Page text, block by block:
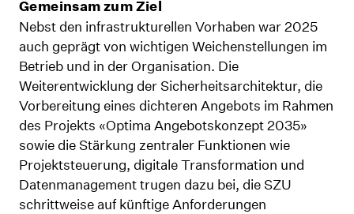
Gemeinsam zum Ziel
Nebst den infrastrukturellen Vorhaben war 2025
auch geprägt von wichtigen Weichenstellungen im
Betrieb und in der Organisation. Die
Weiterentwicklung der Sicherheitsarchitektur, die
Vorbereitung eines dichteren Angebots im Rahmen
des Projekts «Optima Angebotskonzept 2035»
sowie die Stärkung zentraler Funktionen wie
Projektsteuerung, digitale Transformation und
Datenmanagement trugen dazu bei, die SZU
schrittweise auf künftige Anforderungen